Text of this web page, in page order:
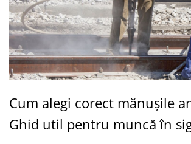
Saboți și papuci de uz general
Saboți de lucru O1
Saboți de protecție OB
Saboți de protecție SB
Sandale
Sandale de lucru O1
Sandale de protecție SB
Cum alegi corect mănușile
Ghid util pentru muncă în